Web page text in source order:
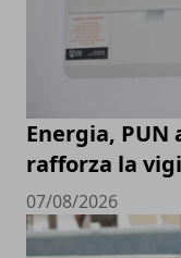
Energia, PUN
rafforza la
07/08/2026